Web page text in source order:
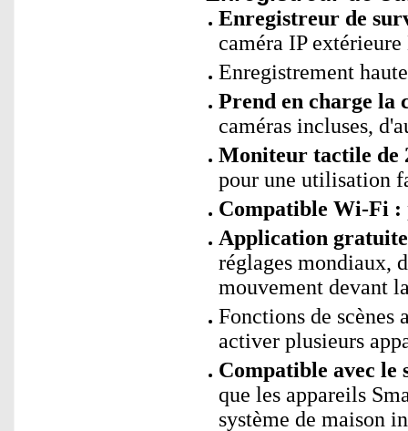
Enregistreur de
caméra IP
Enregistrement
Prend en charge la
caméras incluses,
Moniteur tactile de
pour une utilisation
Compatible Wi-Fi :
Application
réglages mondiaux,
mouvement devant
Fonctions de scènes
activer plusieurs
Compatible avec le
que les appareils
système de maison